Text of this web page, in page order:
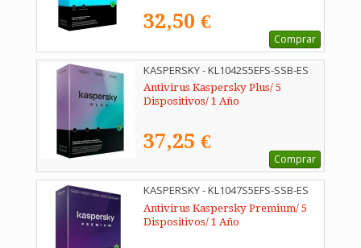
32,50 €
Comprar
KASPERSKY - KL1042S5EFS-SSB-ES
Antivirus Kaspersky Plus/ 5
Dispositivos/ 1 Año
37,25 €
Comprar
KASPERSKY - KL1047S5EFS-SSB-ES
Antivirus Kaspersky Premium/ 5
Dispositivos/ 1 Año